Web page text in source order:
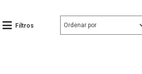
Filtros